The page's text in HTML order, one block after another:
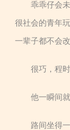
乖乖仔会
很社会的青年
一辈子都不会改
很巧，程
他一瞬间
路间坐得